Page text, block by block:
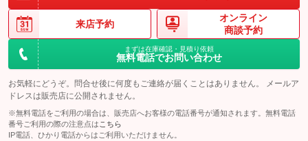
来店予約
オンライン
商談予約
まずは在庫確認・見積り依頼
無料電話でお問い合わせ
お気軽にどうぞ。問合せ後に何度もご連絡が届くことはありません。 メールア
ドレスは販売店に公開されません。
※無料電話をご利用の場合は、販売店へお客様の電話番号が通知されます。無料電話
番号ご利用の際の注意点は こちら
IP電話、ひかり電話からはご利用いただけません。